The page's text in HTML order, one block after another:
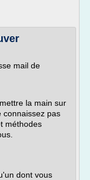
mail de
la main sur
connaissez pas
méthodes
dont vous